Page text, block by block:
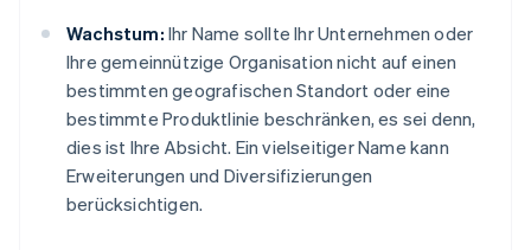
Wachstum: Ihr Name sollte Ihr Unternehmen oder
Ihre gemeinnützige Organisation nicht auf einen
bestimmten geografischen Standort oder eine
bestimmte Produktlinie beschränken, es sei denn,
dies ist Ihre Absicht. Ein vielseitiger Name kann
Erweiterungen und Diversifizierungen
berücksichtigen.